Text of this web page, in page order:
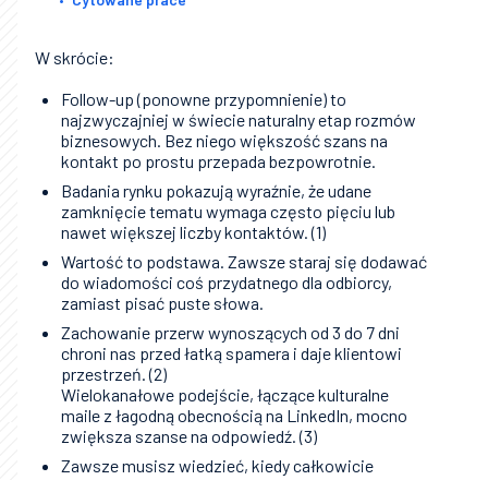
W skrócie:
Follow-up (ponowne przypomnienie) to
najzwyczajniej w świecie naturalny etap rozmów
biznesowych. Bez niego większość szans na
kontakt po prostu przepada bezpowrotnie.
Badania rynku pokazują wyraźnie, że udane
zamknięcie tematu wymaga często pięciu lub
nawet większej liczby kontaktów. (1)
Wartość to podstawa. Zawsze staraj się dodawać
do wiadomości coś przydatnego dla odbiorcy,
zamiast pisać puste słowa.
Zachowanie przerw wynoszących od 3 do 7 dni
chroni nas przed łatką spamera i daje klientowi
przestrzeń. (2)
Wielokanałowe podejście, łączące kulturalne
maile z łagodną obecnością na LinkedIn, mocno
zwiększa szanse na odpowiedź. (3)
Zawsze musisz wiedzieć, kiedy całkowicie